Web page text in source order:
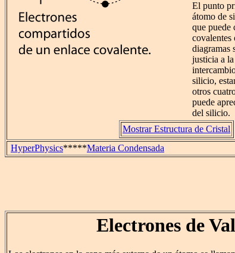
El punto
átomo de
que puede
covalentes
diagramas
justicia a
silicio,
otros
puede
del silicio.
Mostrar Estructura de Cristal
HyperPhysics*****Materia Condensada
Electrones de